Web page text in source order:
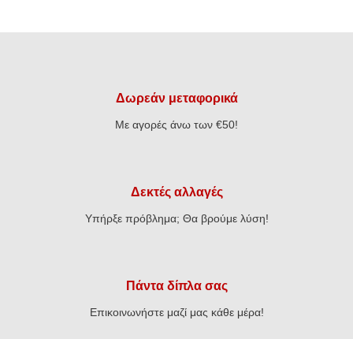
Δωρεάν μεταφορικά
Με αγορές άνω των €50!
Δεκτές αλλαγές
Υπήρξε πρόβλημα; Θα βρούμε λύση!
Πάντα δίπλα σας
Επικοινωνήστε μαζί μας κάθε μέρα!